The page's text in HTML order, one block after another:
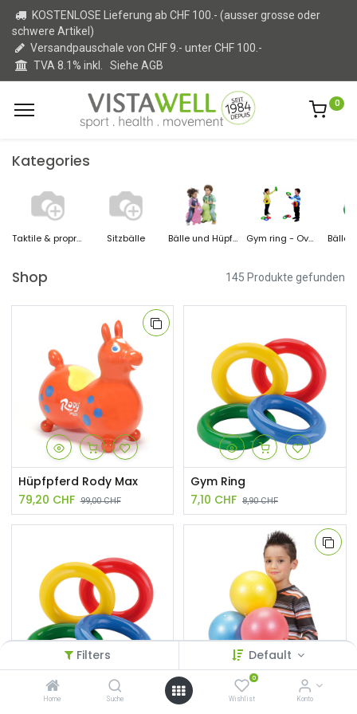
Filters Default
Home Suche
0
Wishlist Konto
KOSTENLOSE Lieferung ab CHF 100.- (ausser grosse oder
schwere Artikel)
Versandpauschale von CHF 9.- unter CHF 100.-
TVA 8.1% inkl. Siehe AGB
0
Kategories
Taktile & propriozeptive Stimulation Sitzbälle Bälle und Hüpftiere Gym ring - Overball Bälle
Shop 145 Produkte gefunden
Hüpfpferd Rody Max
79,20 CHF 99,00CHF
Gym Ring
7,10 CHF 8,90CHF
Overball